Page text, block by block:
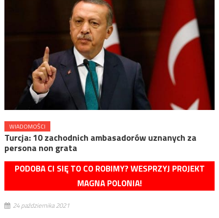
WIADOMOŚCI
Turcja: 10 zachodnich ambasadorów uznanych za
persona non grata
PODOBA CI SIĘ TO CO ROBIMY? WESPRZYJ PROJEKT
MAGNA POLONIA!
24 października 2021